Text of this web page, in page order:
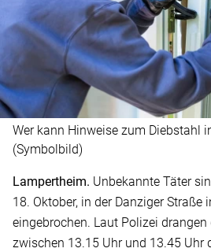
Wer kann Hinweise zum Diebstahl
(Symbolbild)
Lampertheim. Unbekannte Täter
18. Oktober, in der Danziger Straße
eingebrochen. Laut Polizei drangen
zwischen 13.15 Uhr und 13.45 Uhr